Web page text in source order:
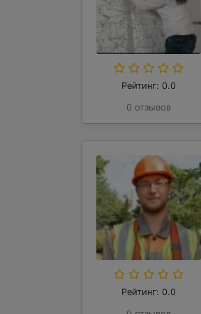
Рейтинг: 0.0
0 отзывов
Рейтинг: 0.0